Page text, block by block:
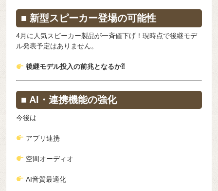
■ 新型スピーカー登場の可能性
4月に人気スピーカー製品が一斉値下げ！現時点で後継モデ
ル発表予定はありません。
後継モデル投入の前兆となるか⁈
■ AI・連携機能の強化
今後は
アプリ連携
空間オーディオ
AI音質最適化